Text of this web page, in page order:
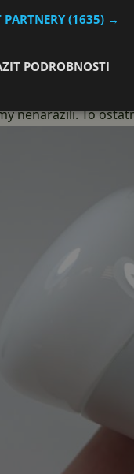
systémů
programátorů.
Tasker, který k
cokoliv. Z
nenarazili. To
(1635) →
PODROBNOSTI